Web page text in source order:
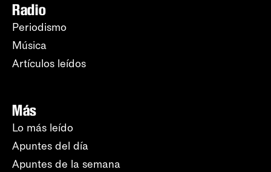
Radio
Periodismo
Música
Artículos leídos
Más
Lo más leído
Apuntes del día
Apuntes de la semana